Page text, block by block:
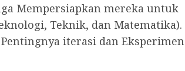
Mempersiapkan mereka untuk
Teknik, dan Matematika).
iterasi dan Eksperimen